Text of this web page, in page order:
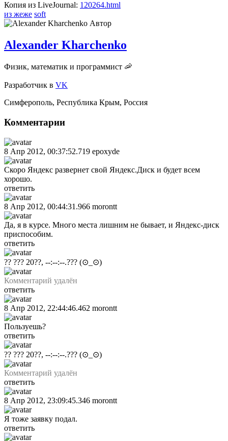
Копия из LiveJournal: 120264.html
из жеже soft
Автор
Alexander Kharchenko
Физик, математик и программист 🦐
Разработчик в VK
Симферополь, Республика Крым, Россия
Комментарии
8 Апр 2012, 00:37:52.719 epoxyde
Скоро Яндекс развернет свой Яндекс.Диск и будет всем
хорошо.
ответить
8 Апр 2012, 00:44:31.966 morontt
Да, я в курсе. Много места лишним не бывает, и Яндекс-диск
приспособим.
ответить
?? ??? 20??, --:--:--.??? (⊙_⊙)
Комментарий удалён
ответить
8 Апр 2012, 22:44:46.462 morontt
Пользуешь?
ответить
?? ??? 20??, --:--:--.??? (⊙_⊙)
Комментарий удалён
ответить
8 Апр 2012, 23:09:45.346 morontt
Я тоже заявку подал.
ответить